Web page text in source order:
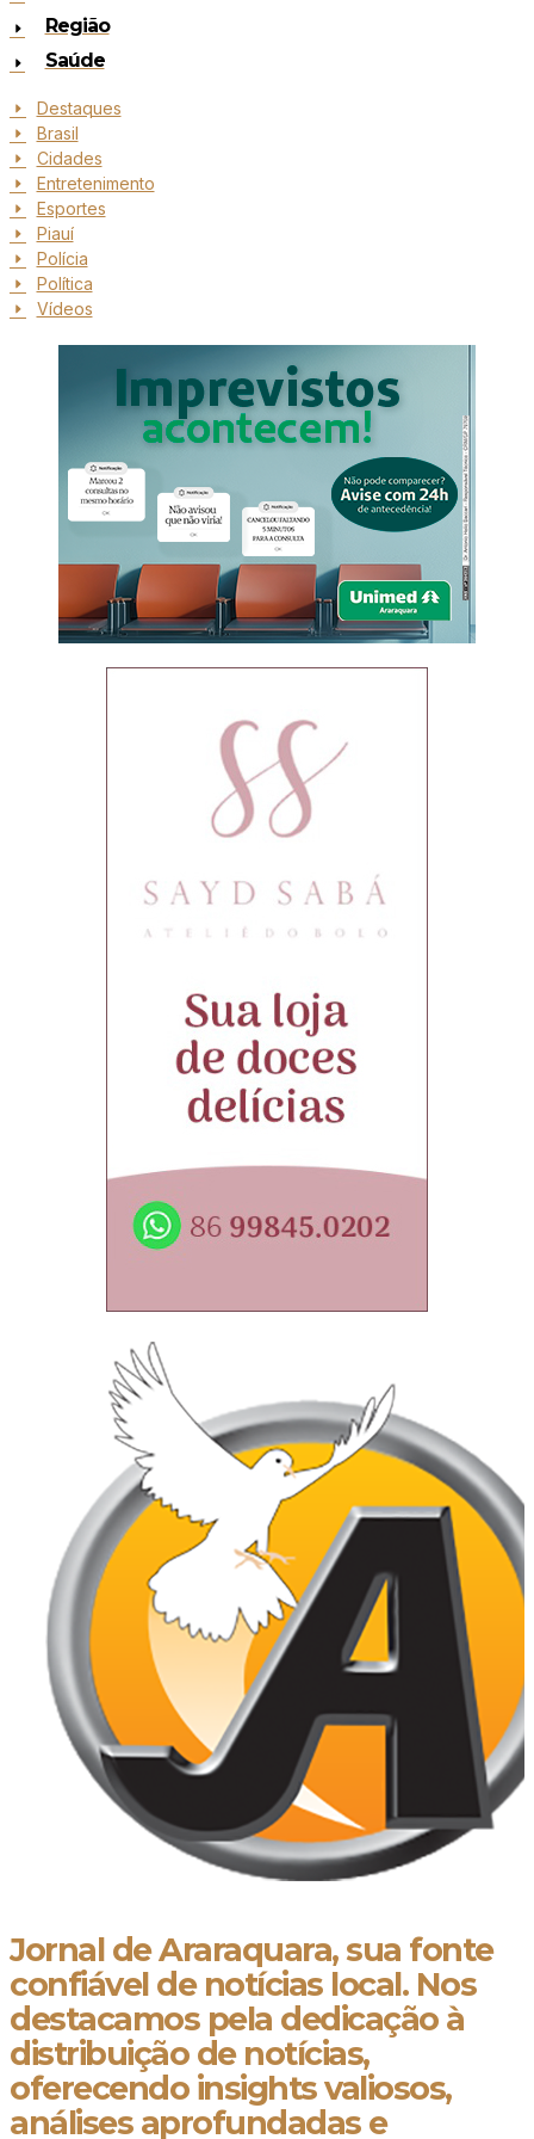
Região
Saúde
Destaques
Brasil
Cidades
Entretenimento
Esportes
Piauí
Polícia
Política
Vídeos
Jornal de Araraquara, sua fonte
confiável de notícias local. Nos
destacamos pela dedicação à
distribuição de notícias,
oferecendo insights valiosos,
análises aprofundadas e